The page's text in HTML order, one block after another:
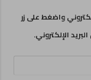
واضغط على زر
الإلكتروني.